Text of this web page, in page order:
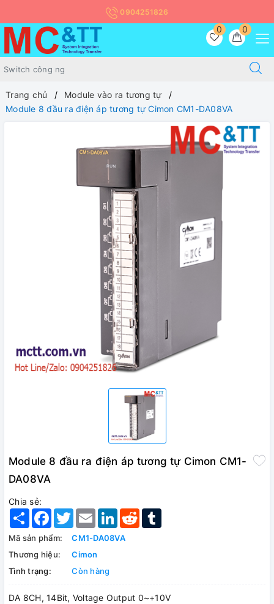
0904251826
0
0
Trang chủ
Module vào ra tương tự
Module 8 đầu ra điện áp tương tự Cimon CM1-DA08VA
Module 8 đầu ra điện áp tương tự Cimon CM1-
DA08VA
Chia sẻ:
Share Facebook
TwitterEmail LinkedInReddit
Mã sản phẩm:
CM1-DA08VA
Thương hiệu:
Cimon
Tình trạng:
Còn hàng
DA 8CH, 14Bit, Voltage Output 0~+10V